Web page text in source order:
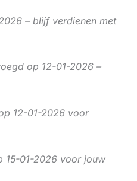
– blijf verdienen met
op 12-01-2026 –
12-01-2026 voor
15-01-2026 voor jouw